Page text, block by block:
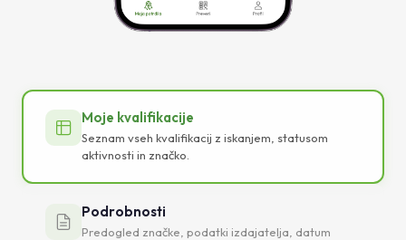
Moje kvalifikacije
Seznam vseh kvalifikacij z iskanjem, statusom
aktivnosti in značko.
Podrobnosti
Predogled značke, podatki izdajatelja, datum